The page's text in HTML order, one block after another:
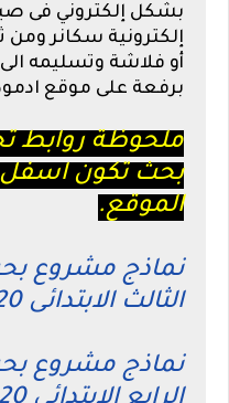
بشكل إلكتروني فى
إلكترونية سكانر
أو فلاشة وتسليمه
برفعة على موقع
ملحوظة روابط
بحث تكون
الموقع.
نماذج مشروع
الثالث الابتدائى 2020
نماذج مشروع